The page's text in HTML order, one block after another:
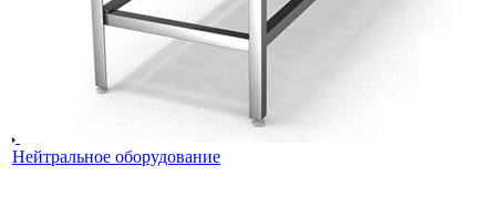
Нейтральное оборудование